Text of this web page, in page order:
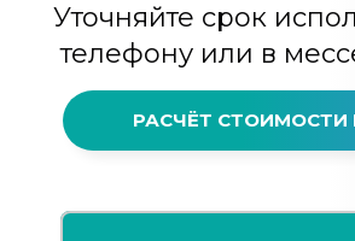
Уточняйте срок
телефону или в
РАСЧЁТ СТОИМОСТИ